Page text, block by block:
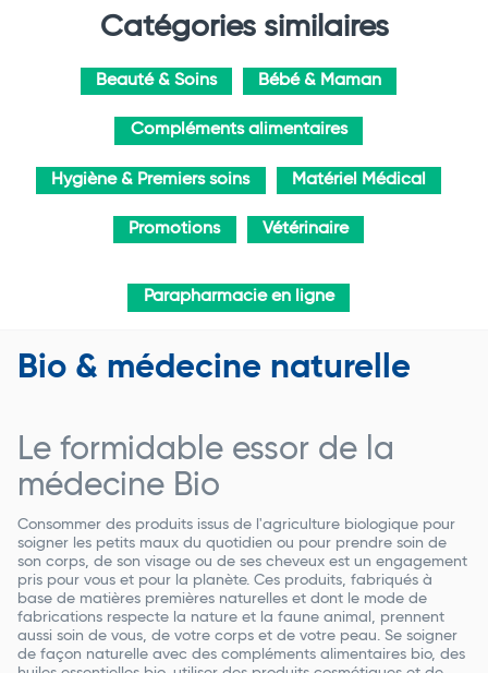
Catégories similaires
Beauté & Soins Bébé & Maman
Compléments alimentaires
Hygiène & Premiers soins Matériel Médical
Promotions Vétérinaire
Parapharmacie en ligne
Bio & médecine naturelle
Le formidable essor de la
médecine Bio
Consommer des produits issus de l'agriculture biologique pour
soigner les petits maux du quotidien ou pour prendre soin de
son corps, de son visage ou de ses cheveux est un engagement
pris pour vous et pour la planète. Ces produits, fabriqués à
base de matières premières naturelles et dont le mode de
fabrications respecte la nature et la faune animal, prennent
aussi soin de vous, de votre corps et de votre peau. Se soigner
de façon naturelle avec des compléments alimentaires bio, des